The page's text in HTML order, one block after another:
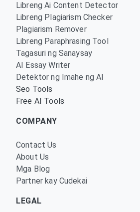
Libreng Ai Content Detector
Libreng Plagiarism Checker
Plagiarism Remover
Libreng Paraphrasing Tool
Tagasuri ng Sanaysay
AI Essay Writer
Detektor ng Imahe ng AI
Seo Tools
Free AI Tools
COMPANY
Contact Us
About Us
Mga Blog
Partner kay Cudekai
LEGAL